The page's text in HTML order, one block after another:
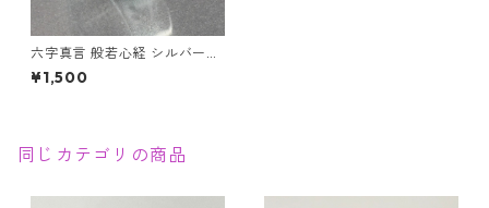
六字真言 般若心経 シルバーリ
ング S999 刻印有 レディース
アクセサリー
¥1,500
同じカテゴリの商品